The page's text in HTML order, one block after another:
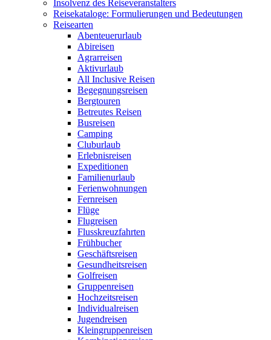
Insolvenz des Reiseveranstalters
Reisekataloge: Formulierungen und Bedeutungen
Reisearten
Abenteuerurlaub
Abireisen
Agrarreisen
Aktivurlaub
All Inclusive Reisen
Begegnungsreisen
Bergtouren
Betreutes Reisen
Busreisen
Camping
Cluburlaub
Erlebnisreisen
Expeditionen
Familienurlaub
Ferienwohnungen
Fernreisen
Flüge
Flugreisen
Flusskreuzfahrten
Frühbucher
Geschäftsreisen
Gesundheitsreisen
Golfreisen
Gruppenreisen
Hochzeitsreisen
Individualreisen
Jugendreisen
Kleingruppenreisen